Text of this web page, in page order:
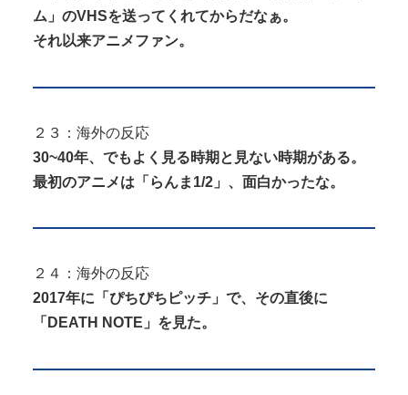
ム」のVHSを送ってくれてからだなぁ。
それ以来アニメファン。
２３：海外の反応
30~40年、でもよく見る時期と見ない時期がある。
最初のアニメは「らんま1/2」、面白かったな。
２４：海外の反応
2017年に「ぴちぴちピッチ」で、その直後に
「DEATH NOTE」を見た。